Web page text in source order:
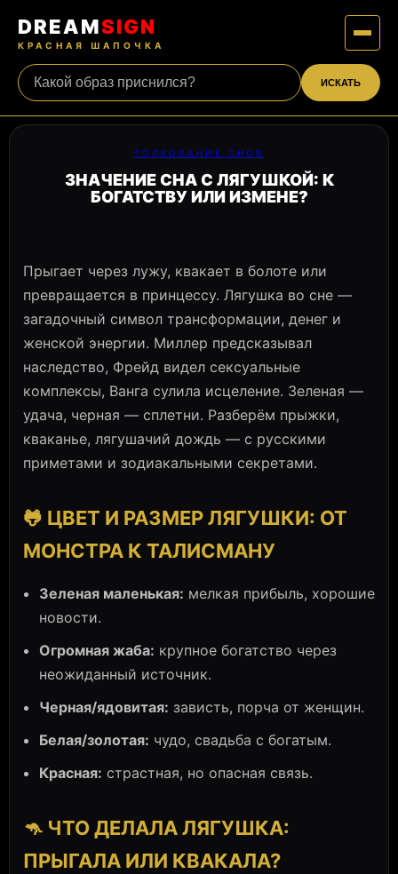
DREAMSIGN
КРАСНАЯ ШАПОЧКА
ИСКАТЬ
ТОЛКОВАНИЕ СНОВ
ЗНАЧЕНИЕ СНА С ЛЯГУШКОЙ: К
БОГАТСТВУ ИЛИ ИЗМЕНЕ?
Прыгает через лужу, квакает в болоте или
превращается в принцессу. Лягушка во сне —
загадочный символ трансформации, денег и
женской энергии. Миллер предсказывал
наследство, Фрейд видел сексуальные
комплексы, Ванга сулила исцеление. Зеленая —
удача, черная — сплетни. Разберём прыжки,
кваканье, лягушачий дождь — с русскими
приметами и зодиакальными секретами.
🐸 ЦВЕТ И РАЗМЕР ЛЯГУШКИ: ОТ
МОНСТРА К ТАЛИСМАНУ
Зеленая маленькая: мелкая прибыль, хорошие
новости.
Огромная жаба: крупное богатство через
неожиданный источник.
Черная/ядовитая: зависть, порча от женщин.
Белая/золотая: чудо, свадьба с богатым.
Красная: страстная, но опасная связь.
🦘 ЧТО ДЕЛАЛА ЛЯГУШКА:
ПРЫГАЛА ИЛИ КВАКАЛА?